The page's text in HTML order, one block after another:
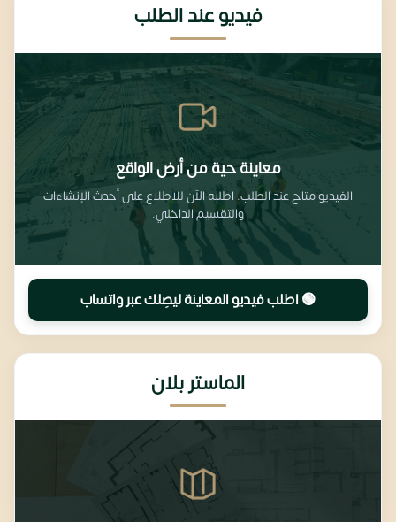
فيديو عند الطلب
معاينة حية من أرض الواقع
الفيديو متاح عند الطلب. اطلبه الآن للاطلاع على أحدث الإنشاءات
والتقسيم الداخلي.
🟢 اطلب فيديو المعاينة ليصِلك عبر واتساب
الماستر بلان